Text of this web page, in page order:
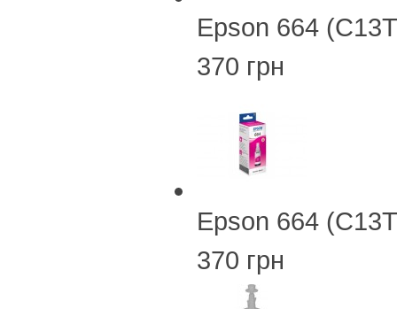
Epson 664
370 грн
Epson 664
370 грн